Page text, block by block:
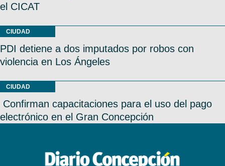
el CICAT
CIUDAD
PDI detiene a dos imputados por robos con
violencia en Los Ángeles
CIUDAD
Confirman capacitaciones para el uso del pago
electrónico en el Gran Concepción